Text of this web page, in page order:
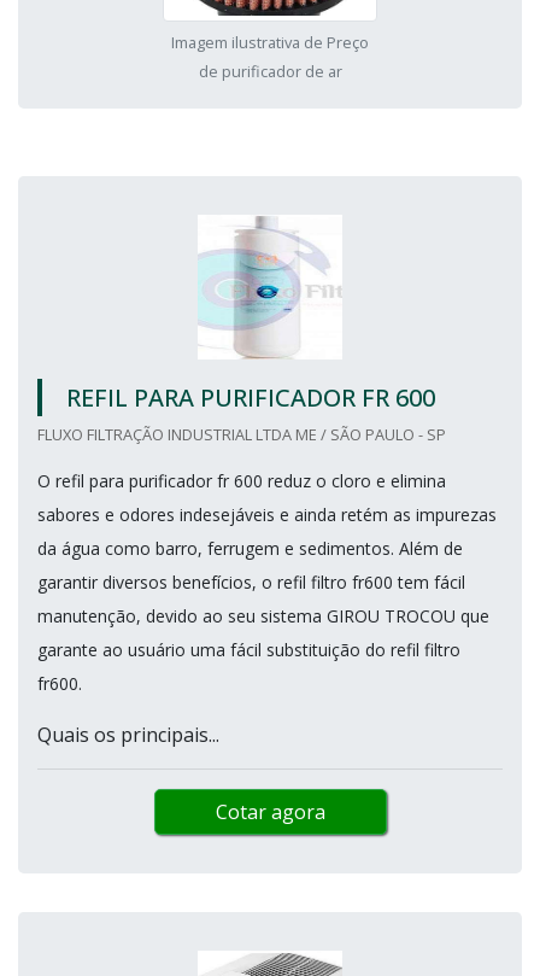
Imagem ilustrativa de Preço
de purificador de ar
REFIL PARA PURIFICADOR FR 600
FLUXO FILTRAÇÃO INDUSTRIAL LTDA ME / SÃO PAULO - SP
O refil para purificador fr 600 reduz o cloro e elimina
sabores e odores indesejáveis e ainda retém as impurezas
da água como barro, ferrugem e sedimentos. Além de
garantir diversos benefícios, o refil filtro fr600 tem fácil
manutenção, devido ao seu sistema GIROU TROCOU que
garante ao usuário uma fácil substituição do refil filtro
fr600.
Quais os principais...
Cotar agora